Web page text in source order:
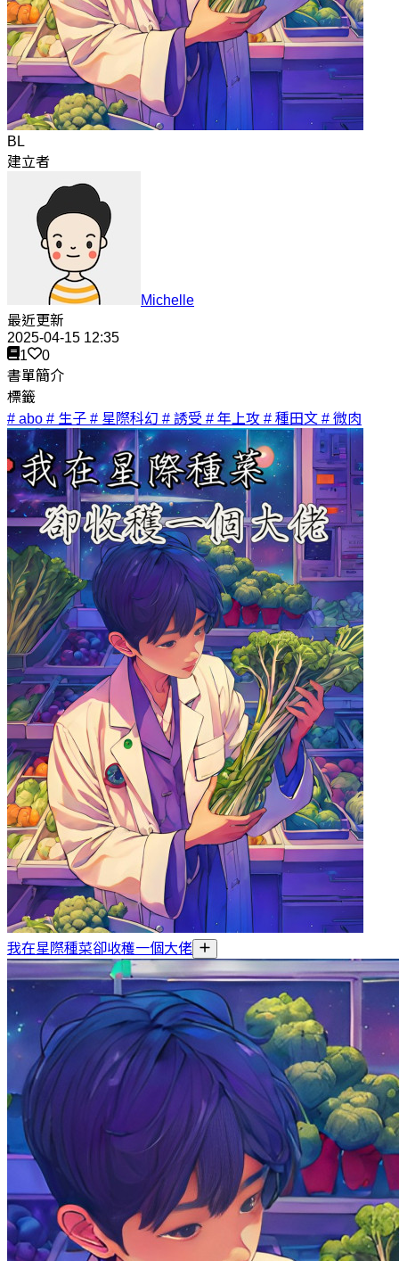
BL
建立者
Michelle
最近更新
2025-04-15 12:35
1
0
書單簡介
標籤
# abo # 生子 # 星際科幻 # 誘受 # 年上攻 # 種田文 # 微肉
我在星際種菜卻收穫一個大佬